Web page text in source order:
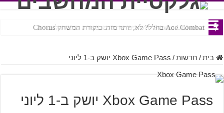
Ace Combat בחלל? לא, יותר מזה. ביקורת המשחק Chorus
Steven Universe והשירים שתורגמו בצורה נוראית לעברית
בית / חדשות / Xbox Game Pass יושק ב-1 ליוני
Xbox Game Pass יושק ב-1 ליוני